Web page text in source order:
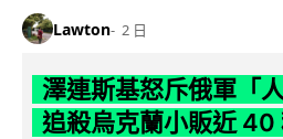
Lawton 2 日
澤連斯基怒斥俄軍「
追殺烏克蘭小販近 40